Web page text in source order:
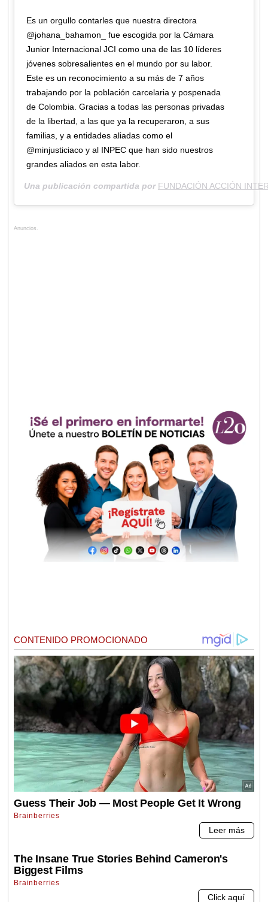
Es un orgullo contarles que nuestra directora
@johana_bahamon_ fue escogida por la Cámara
Junior Internacional JCI como una de las 10 líderes
jóvenes sobresalientes en el mundo por su labor.
Este es un reconocimiento a su más de 7 años
trabajando por la población carcelaria y pospenada
de Colombia. Gracias a todas las personas privadas
de la libertad, a las que ya la recuperaron, a sus
familias, y a entidades aliadas como el
@minjusticiaco y al INPEC que han sido nuestros
grandes aliados en esta labor.
Una publicación compartida por FUNDACIÓN ACCIÓN
Anuncios.